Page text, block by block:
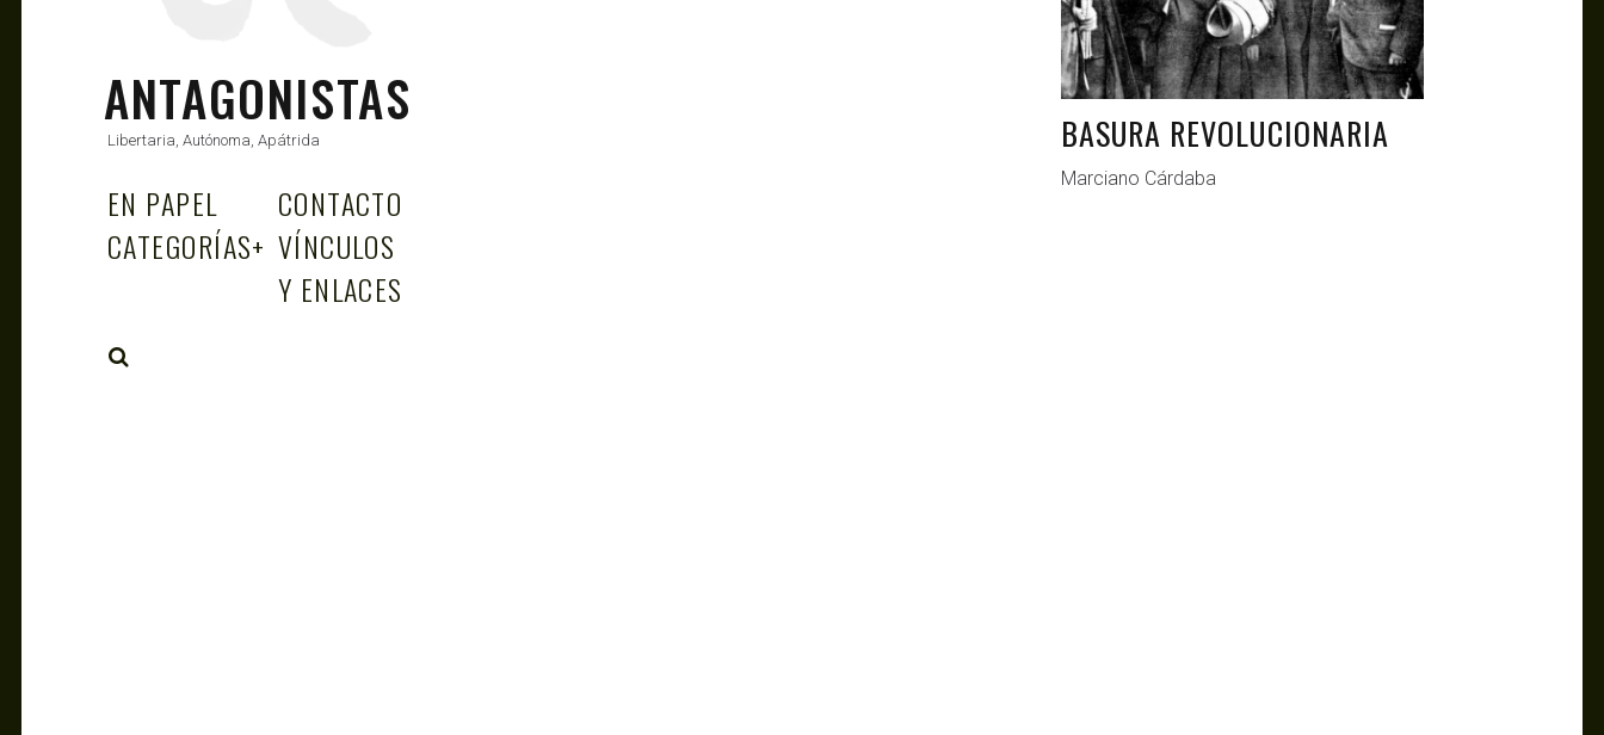
ANTAGONISTAS
Libertaria, Autónoma, Apátrida
EN PAPEL
CONTACTO
CATEGORÍAS+ VÍNCULOS
Y ENLACES
BASURA REVOLUCIONARIA
Marciano Cárdaba